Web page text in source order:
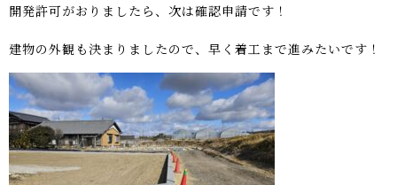
開発許可がおりましたら、次は確認申 請 で す ！
建物の外観も決まりましたので、早く着工まで進みた い で す ！